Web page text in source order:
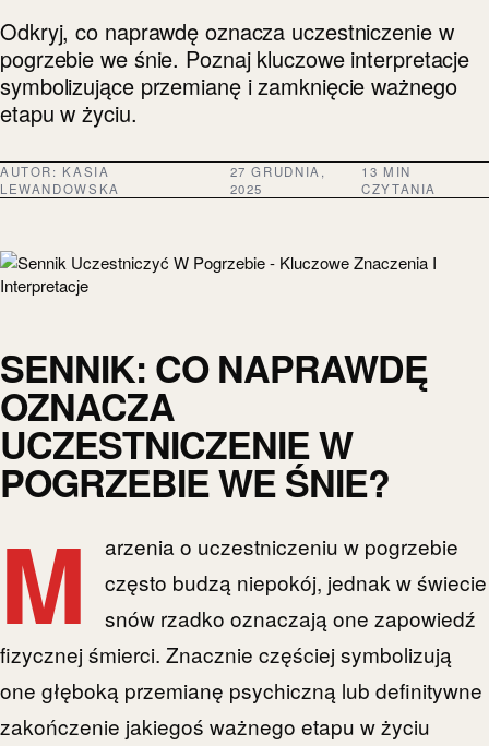
Odkryj, co naprawdę oznacza uczestniczenie w
pogrzebie we śnie. Poznaj kluczowe interpretacje
symbolizujące przemianę i zamknięcie ważnego
etapu w życiu.
AUTOR: KASIA
LEWANDOWSKA
27 GRUDNIA,
2025
13 MIN
CZYTANIA
SENNIK: CO NAPRAWDĘ
OZNACZA
UCZESTNICZENIE W
POGRZEBIE WE ŚNIE?
M
arzenia o uczestniczeniu w pogrzebie
często budzą niepokój, jednak w świecie
snów rzadko oznaczają one zapowiedź
fizycznej śmierci. Znacznie częściej symbolizują
one głęboką przemianę psychiczną lub definitywne
zakończenie jakiegoś ważnego etapu w życiu